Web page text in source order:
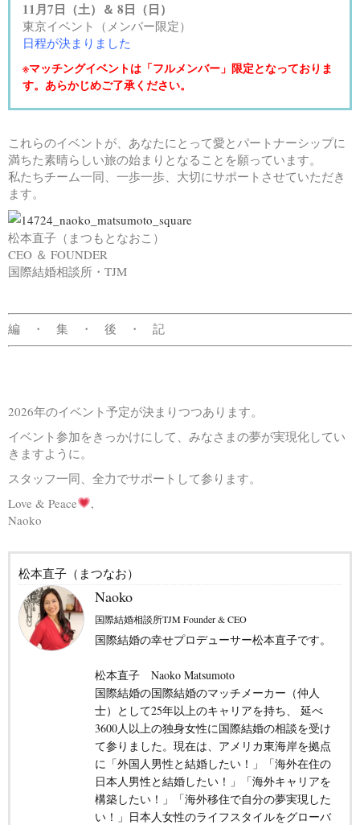
11月7日（土）＆ 8日（日）
東京イベント（メンバー限定）
日程が決まりました
※マッチングイベントは「フルメンバー」限定となっておりま
す。あらかじめご了承ください。
これらのイベントが、あなたにとって愛とパートナーシップに
満ちた素晴らしい旅の始まりとなることを願っています。
私たちチーム一同、一歩一歩、大切にサポートさせていただき
ます。
松本直子（まつもとなおこ）
CEO ＆ FOUNDER
国際結婚相談所・TJM
編 ・ 集 ・ 後 ・ 記
2026年のイベント予定が決まりつつあります。
イベント参加をきっかけにして、みなさまの夢が実現化してい
きますように。
スタッフ一同、全力でサポートして参ります。
Love & Peace
,
Naoko
松本直子（まつなお）
Naoko
国際結婚相談所TJM Founder & CEO
国際結婚の幸せプロデューサー松本直子です。
松本直子 Naoko Matsumoto
国際結婚の国際結婚のマッチメーカー（仲人
士）として25年以上のキャリアを持ち、 延べ
3600人以上の独身女性に国際結婚の相談を受け
て参りました。現在は、アメリカ東海岸を拠点
に「外国人男性と結婚したい！」「海外在住の
日本人男性と結婚したい！」「海外キャリアを
構築したい！」「海外移住で自分の夢実現した
い！」日本人女性のライフスタイルをグローバ